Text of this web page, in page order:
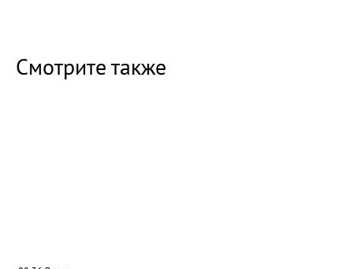
Смотрите также